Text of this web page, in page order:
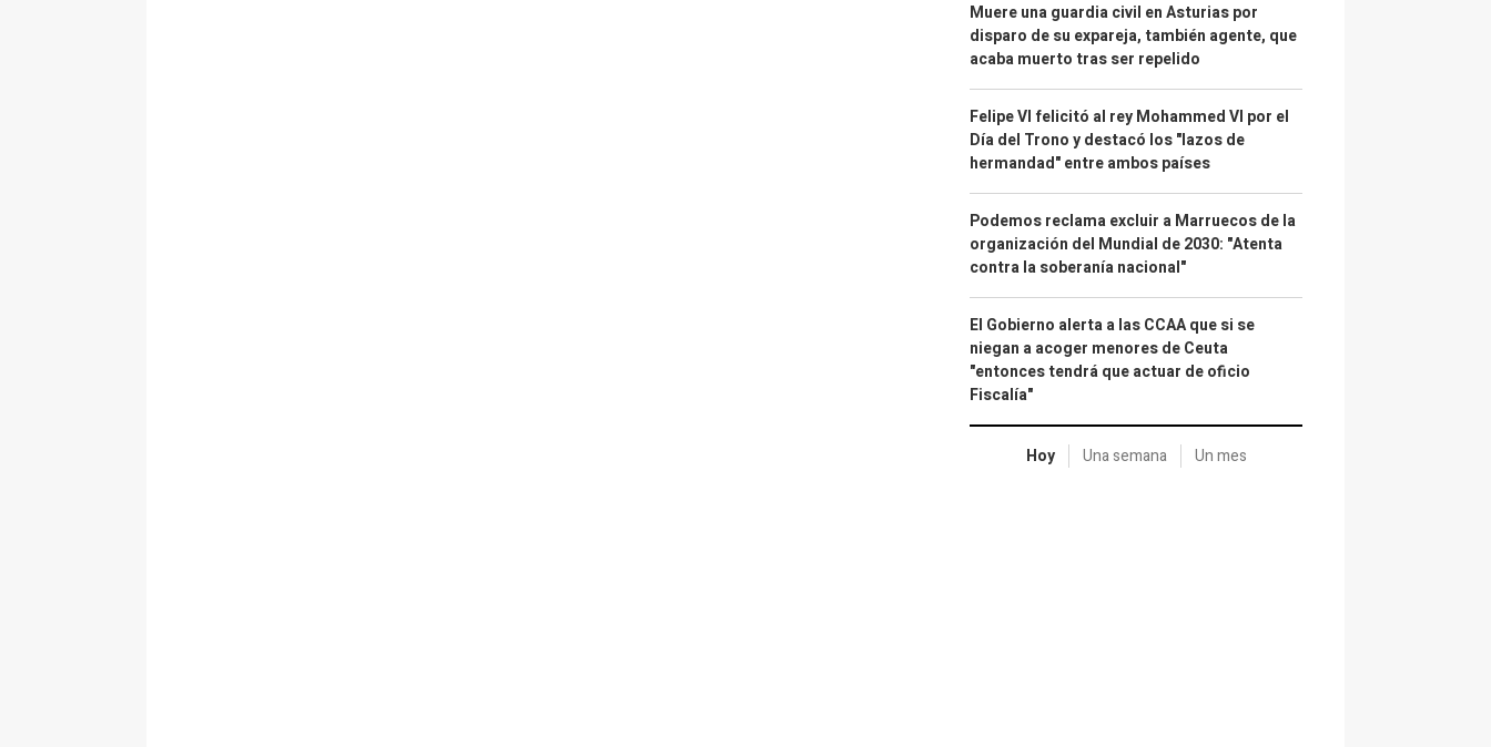
Muere una guardia civil en Asturias por
disparo de su expareja, también agente, que
acaba muerto tras ser repelido
Felipe VI felicitó al rey Mohammed VI por el
Día del Trono y destacó los "lazos de
hermandad" entre ambos países
Podemos reclama excluir a Marruecos de la
organización del Mundial de 2030: "Atenta
contra la soberanía nacional"
El Gobierno alerta a las CCAA que si se
niegan a acoger menores de Ceuta
"entonces tendrá que actuar de oficio
Fiscalía"
Hoy Una semana Un mes